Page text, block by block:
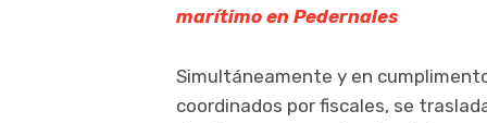
marítimo en Pedernales
Simultáneamente y en
coordinados por fiscales, se